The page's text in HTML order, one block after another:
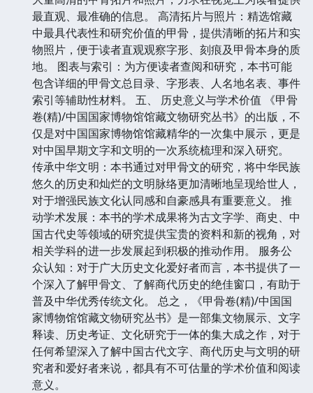
最直观、最准确的信息。 高清拓片与照片：精选馆藏
中最具代表性和研究价值的甲骨，提供清晰的拓片和实
物照片，便于读者直观观察字形、刻痕及甲骨本身的质
地。 图表与索引：为方便读者查阅和研究，本书可能
包含详细的甲骨文总目录、字形表、人名地名表、事件
索引等辅助性材料。 五、 历史意义与学术价值 《甲骨
卷(精)/中国国家博物馆馆藏文物研究丛书》的出版，不
仅是对中国国家博物馆馆藏精华的一次集中展示，更是
对中国早期文字和文明的一次系统梳理和深入研究。
传承中华文明：本书通过对甲骨文的研究，将中华民族
悠久的历史和灿烂的文明脉络更加清晰地呈现给世人，
对于增强民族文化认同感和自豪感具有重要意义。 推
动学术发展：本书的学术成果将为古文字学、商史、中
国古代史等领域的研究提供宝贵的资料和新的视角，对
相关学科的进一步发展起到积极的推动作用。 服务公
众认知：对于广大历史文化爱好者而言，本书提供了一
个深入了解甲骨文、了解商代历史的绝佳窗口，有助于
普及中华优秀传统文化。 总之，《甲骨卷(精)/中国国
家博物馆馆藏文物研究丛书》是一部集文物展示、文字
释读、历史考证、文化研究于一体的集大成之作，对于
任何希望深入了解中国古代文字、商代历史与文明的研
究者和爱好者来说，都具有不可估量的学术价值和阅读
意义。